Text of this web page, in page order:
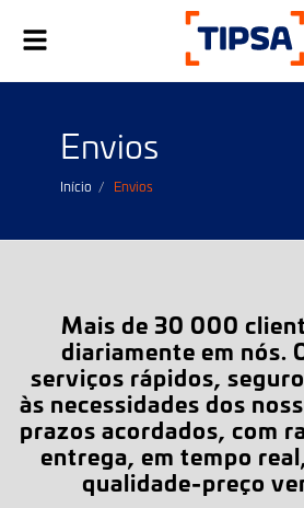
Toggle
navigation
Envios
Início Envios
Mais de 30 000
diariamente em nós.
serviços rápidos,
às necessidades dos
prazos acordados, com
entrega, em tempo
qualidade-preço